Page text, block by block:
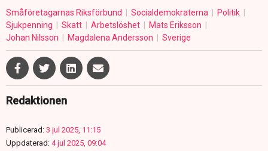
Småföretagarnas Riksförbund Socialdemokraterna
Politik
Sjukpenning
Skatt Arbetslöshet
Mats Eriksson
Johan Nilsson
Magdalena Andersson Sverige
Redaktionen
Publicerad: 3 jul 2025, 11:15
Uppdaterad: 4 jul 2025, 09:04